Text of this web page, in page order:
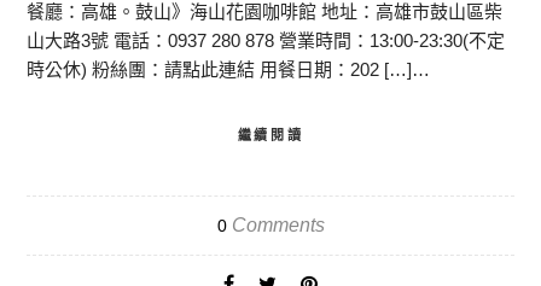
餐廳：高雄。鼓山》海山花園咖啡館 地址：高雄市鼓山區柴
山大路3號 電話：0937 280 878 營業時間：13:00-23:30(不定
時公休) 粉絲團：請點此連結 用餐日期：202 […]…
繼續閱讀
0Comments